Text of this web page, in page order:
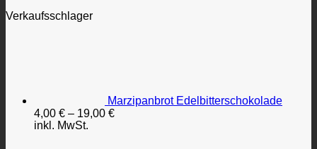
Verkaufsschlager
Marzipanbrot Edelbitterschokolade
4,00 € – 19,00 €
inkl. MwSt.